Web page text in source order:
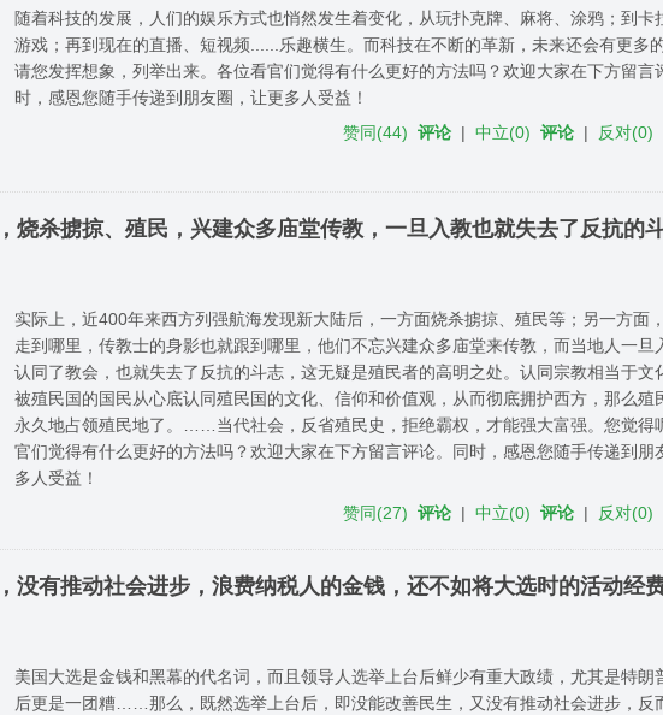
随着科技的发展，人们的娱乐方式也悄然发生着变化，从玩扑克牌、麻将、涂鸦；到卡
游戏；再到现在的直播、短视频......乐趣横生。而科技在不断的革新，未来还会有更多
请您发挥想象，列举出来。各位看官们觉得有什么更好的方法吗？欢迎大家在下方留言
时，感恩您随手传递到朋友圈，让更多人受益！
赞同(44) 评论 |中立(0) 评论 | 反对(0)
烧杀掳掠、殖民，兴建众多庙堂传教，一旦入教也就失去了反抗的
实际上，近400年来西方列强航海发现新大陆后，一方面烧杀掳掠、殖民等；另一方面
走到哪里，传教士的身影也就跟到哪里，他们不忘兴建众多庙堂来传教，而当地人一旦
认同了教会，也就失去了反抗的斗志，这无疑是殖民者的高明之处。认同宗教相当于文
被殖民国的国民从心底认同殖民国的文化、信仰和价值观，从而彻底拥护西方，那么殖
永久地占领殖民地了。……当代社会，反省殖民史，拒绝霸权，才能强大富强。您觉得
官们觉得有什么更好的方法吗？欢迎大家在下方留言评论。同时，感恩您随手传递到朋
多人受益！
赞同(27) 评论 |中立(0) 评论 | 反对(0)
没有推动社会进步，浪费纳税人的金钱，还不如将大选时的活动经
美国大选是金钱和黑幕的代名词，而且领导人选举上台后鲜少有重大政绩，尤其是特朗
后更是一团糟……那么，既然选举上台后，即没能改善民生，又没有推动社会进步，反